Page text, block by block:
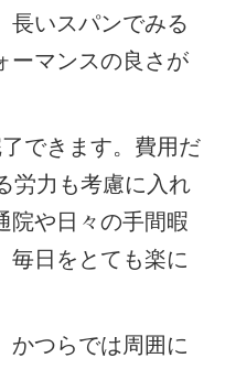
長いスパンでみる
ーマンスの良さが
できます。費用だ
労力も考慮に入れ
院や日々の手間暇
毎日をとても楽に
かつらでは周囲に